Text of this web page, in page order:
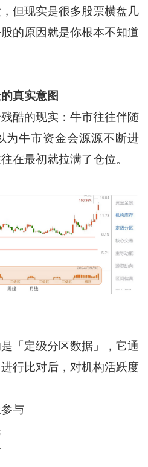
但现实是很多股票横盘几
的原因就是你根本不知道
真实意图
的现实：牛市往往伴随
为牛市资金会源源不断进
在最初就拉满了仓位。
定级分区数据」，它通
行比对后，对机构活跃度
与